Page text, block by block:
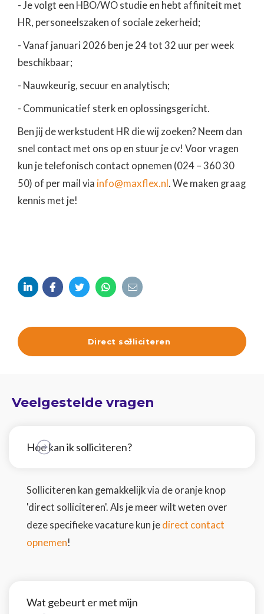
- Je volgt een HBO/WO studie en hebt affiniteit met
HR, personeelszaken of sociale zekerheid;
- Vanaf januari 2026 ben je 24 tot 32 uur per week
beschikbaar;
- Nauwkeurig, secuur en analytisch;
- Communicatief sterk en oplossingsgericht.
Ben jij de werkstudent HR die wij zoeken? Neem dan
snel contact met ons op en stuur je cv! Voor vragen
kun je telefonisch contact opnemen (024 – 360 30
50) of per mail via info@maxflex.nl. We maken graag
kennis met je!
    
Direct solliciteren

Veelgestelde vragen
Hoe kan ik solliciteren?
Solliciteren kan gemakkelijk via de oranje knop
'direct solliciteren'. Als je meer wilt weten over
deze specifieke vacature kun je direct contact
opnemen!
Wat gebeurt er met mijn